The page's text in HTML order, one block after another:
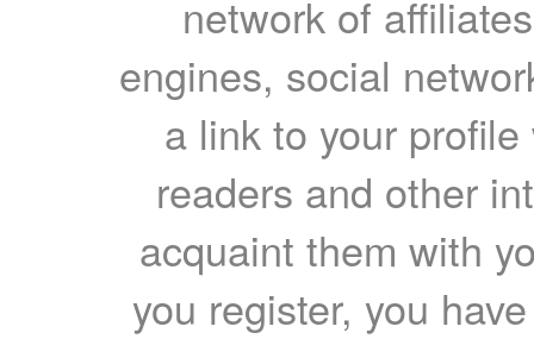
network of
engines, social
a link to your
readers and other
acquaint them with
you register, you